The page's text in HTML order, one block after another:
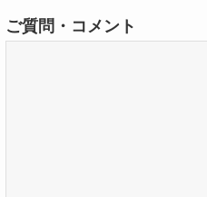
ご質問・コメント